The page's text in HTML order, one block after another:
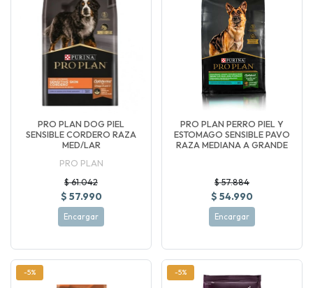
PRO PLAN DOG PIEL
SENSIBLE CORDERO RAZA
MED/LAR
PRO PLAN
$ 61.042
$ 57.990
Encargar
PRO PLAN PERRO PIEL Y
ESTOMAGO SENSIBLE PAVO
RAZA MEDIANA A GRANDE
$ 57.884
$ 54.990
Encargar
-5% -5%